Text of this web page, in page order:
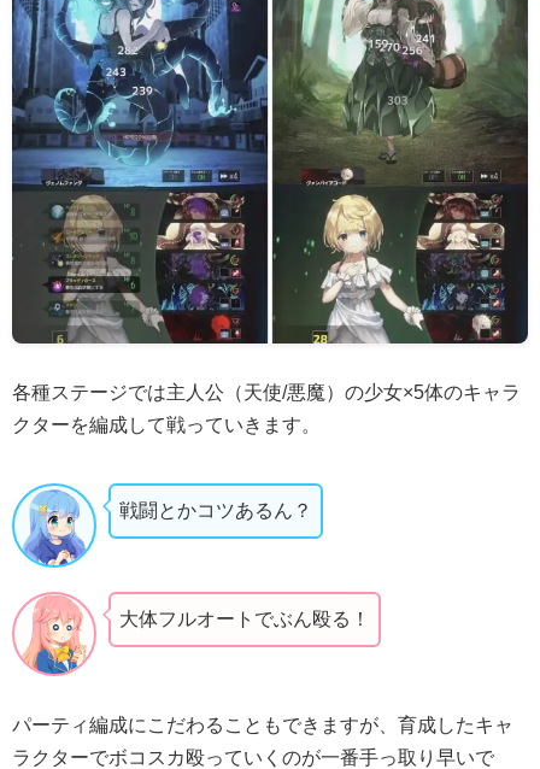
各種ステージでは主人公（天使/悪魔）の少女×5体のキャラ
クターを編成して戦っていきます。
戦闘とかコツあるん？
大体フルオートでぶん殴る！
パーティ編成にこだわることもできますが、育成したキャ
ラクターでボコスカ殴っていくのが一番手っ取り早いで